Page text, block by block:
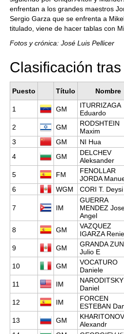
enfrentan a los grandes maestros
Sergio Garza que se enfrenta a
titulado, viene de hacer tablas con
Fotos y crónica: José Luis Pellicer
Clasificación
Puesto Título Nombre
1
GM
ITURRIZAGA
Eduardo
2 GM
RODSHTEIN
Maxim
3
GM NI Hua
4
GM
DELCHEV
Aleksander
5 FM
FENOLLAR
JORDA
6
WGM CORI T. Deysi
7 IM
GUERRA
MENDEZ
Angel
8 GM
VAZQUEZ
IGARZA
9 GM
GRANDA
Julio E
10 GM
VOCATURO
Daniele
11 IM
NARODITSKY
Daniel
12 IM
FORCEN
ESTEBAN
13 GM
KHARITONOV
Alexandr